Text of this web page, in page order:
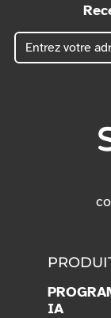
IA